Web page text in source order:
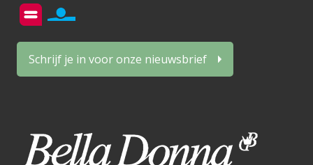
Schrijf je in voor onze nieuwsbrief